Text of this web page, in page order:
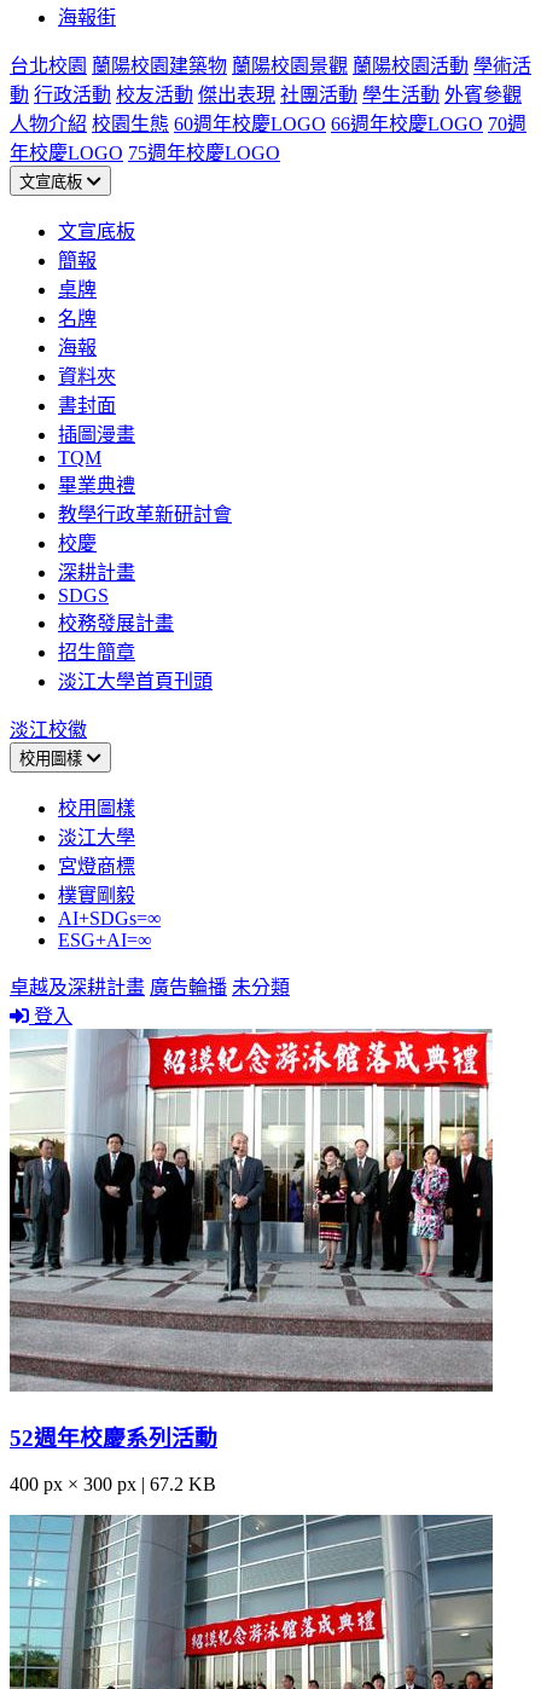
海報街
台北校園 蘭陽校園建築物 蘭陽校園景觀 蘭陽校園活動 學術活
動 行政活動 校友活動 傑出表現 社團活動 學生活動 外賓參觀
人物介紹 校園生態 60週年校慶LOGO 66週年校慶LOGO 70週
年校慶LOGO 75週年校慶LOGO
文宣底板
文宣底板
簡報
桌牌
名牌
海報
資料夾
書封面
插圖漫畫
TQM
畢業典禮
教學行政革新研討會
校慶
深耕計畫
SDGS
校務發展計畫
招生簡章
淡江大學首頁刊頭
淡江校徽
校用圖樣
校用圖樣
淡江大學
宮燈商標
樸實剛毅
AI+SDGs=∞
ESG+AI=∞
卓越及深耕計畫 廣告輪播 未分類
登入
52週年校慶系列活動
400 px × 300 px | 67.2 KB